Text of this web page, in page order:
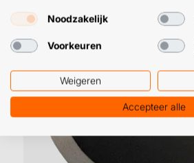
Noodzakelijk
Voorkeuren
Weigeren
Accepteer alle